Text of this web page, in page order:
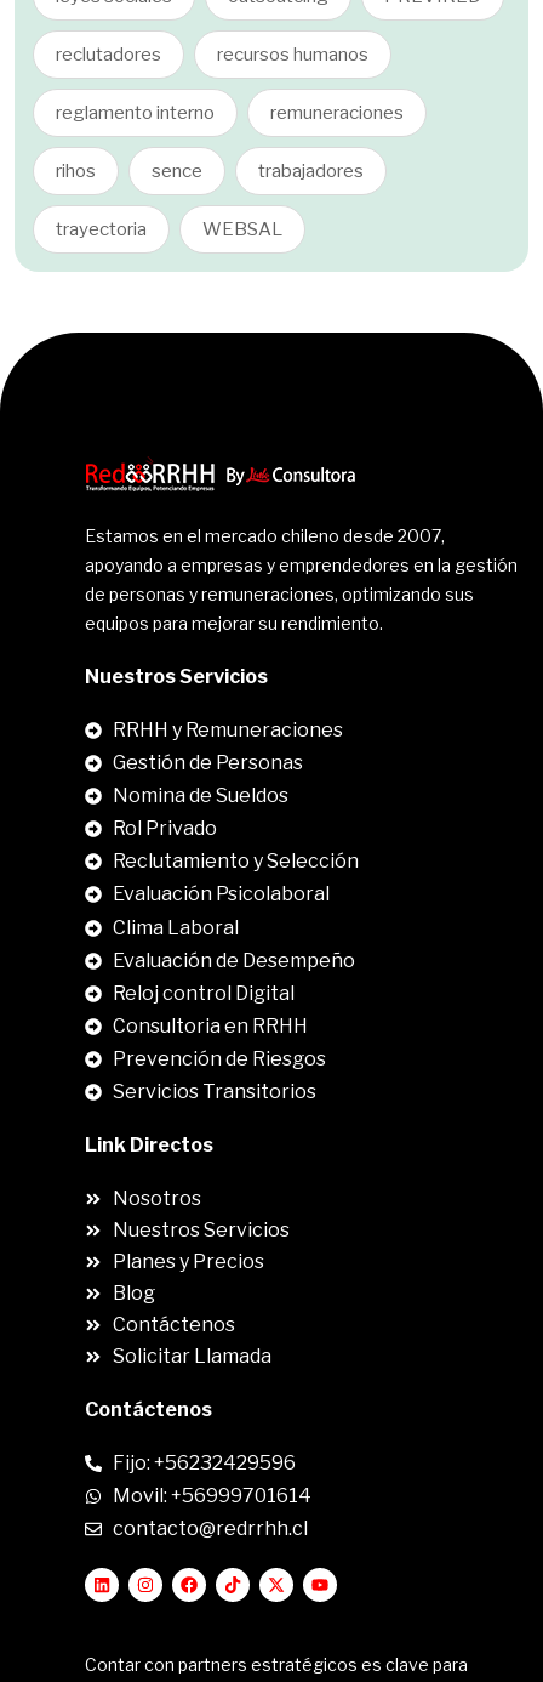
reclutadores recursos humanos
reglamento interno remuneraciones
rihos sence trabajadores
trayectoria WEBSAL
Estamos en el mercado chileno desde 2007,
apoyando a empresas y emprendedores en la gestión
de personas y remuneraciones, optimizando sus
equipos para mejorar su rendimiento.
Nuestros Servicios
RRHH y Remuneraciones
Gestión de Personas
Nomina de Sueldos
Rol Privado
Reclutamiento y Selección
Evaluación Psicolaboral
Clima Laboral
Evaluación de Desempeño
Reloj control Digital
Consultoria en RRHH
Prevención de Riesgos
Servicios Transitorios
Link Directos
Nosotros
Nuestros Servicios
Planes y Precios
Blog
Contáctenos
Solicitar Llamada
Contáctenos
Fijo: +56232429596
Movil: +56999701614
contacto@redrrhh.cl
Contar con partners estratégicos es clave para